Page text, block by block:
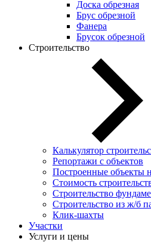
Доска обрезная
Брус обрезной
Фанера
Брусок обрезной
Строительство
Калькулятор
Репортажи с объектов
Построенные объекты
Стоимость
Строительство
Строительство из ж/б
Клик-шахты
Участки
Услуги и цены